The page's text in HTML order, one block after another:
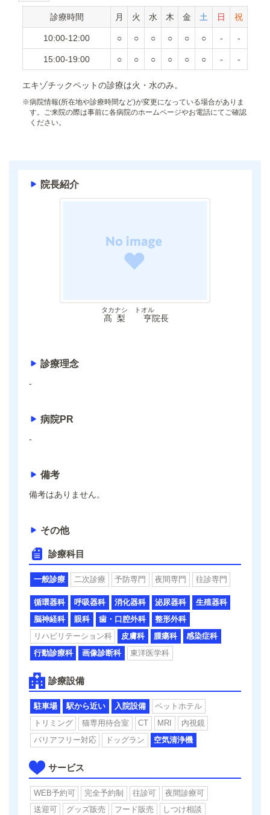
診療時間 月 火 水 木 金 土 日 祝
10:00-12:00 ○ ○ ○ ○ ○ ○ - -
15:00-19:00 ○ ○ ○ ○ ○ ○ - -
エキゾチックペットの診療は火・水のみ。
※病院情報(所在地や診療時間など)が変更になっている場合がありま
す。ご来院の際は事前に各病院のホームページやお電話にてご確認
ください。
院長紹介
髙梨 亨
タカナシ トオル
院長
診療理念
-
病院PR
-
備考
備考はありません。
その他
診療科目
一般診療 二次診療 予防専門 夜間専門 往診専門
循環器科 呼吸器科 消化器科 泌尿器科
生殖器科
脳神経科
眼科 歯・口腔外科
整形外科
リハビリテーション科
皮膚科 腫瘍科
感染症科
行動診療科
画像診断科 東洋医学科
診療設備
駐車場 駅から近い 入院設備
ペットホテル
トリミング
猫専用待合室 CT MRI
内視鏡
バリアフリー対応
ドッグラン 空気清浄機
サービス
WEB予約可 完全予約制 往診可
夜間診療可
送迎可
グッズ販売 フード販売
しつけ相談